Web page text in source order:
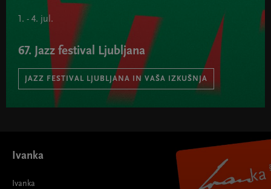
1. - 4. jul.
67. Jazz festival Ljubljana
JAZZ FESTIVAL LJUBLJANA IN VAŠA IZKUŠNJA
Ivanka
Ivanka